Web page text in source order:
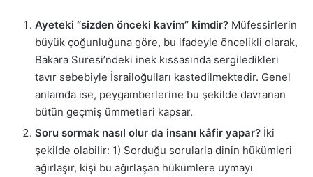
Ayeteki “sizden önceki kavim” kimdir? Müfessirlerin
büyük çoğunluğuna göre, bu ifadeyle öncelikli olarak,
Bakara Suresi’ndeki inek kıssasında sergiledikleri
tavır sebebiyle İsrailoğulları kastedilmektedir. Genel
anlamda ise, peygamberlerine bu şekilde davranan
bütün geçmiş ümmetleri kapsar.
Soru sormak nasıl olur da insanı kâfir yapar? İki
şekilde olabilir: 1) Sorduğu sorularla dinin hükümleri
ağırlaşır, kişi bu ağırlaşan hükümlere uymayı